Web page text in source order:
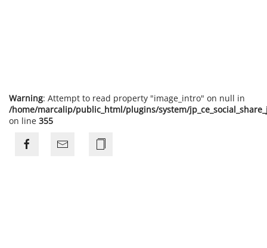
Warning: Attempt to read property "image_intro" on null in
/home/marcalip/public_html/plugins/system/
on line 355